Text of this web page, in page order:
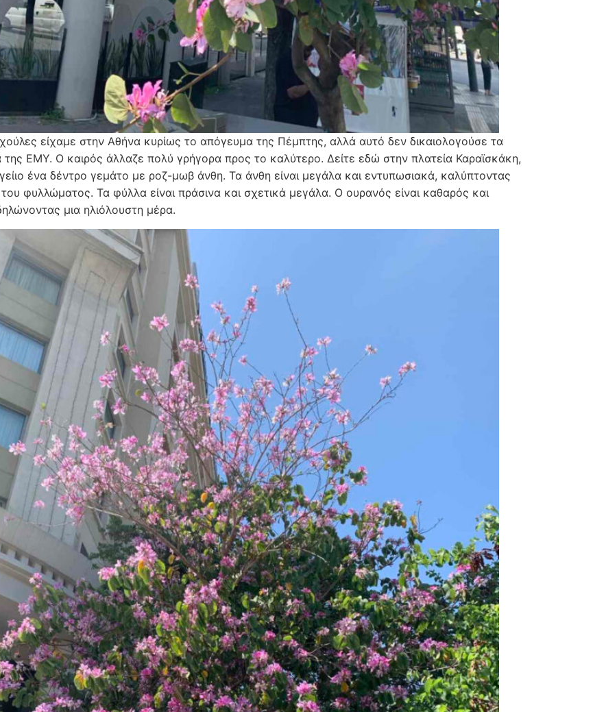
είχαμε στην Αθήνα κυρίως το απόγευμα της Πέμπτης, αλλά αυτό δεν δικαιολογούσε τα
της ΕΜΥ. Ο καιρός άλλαζε πολύ γρήγορα προς το καλύτερο. Δείτε εδώ στην πλατεία Καραϊσκάκη,
ένα δέντρο γεμάτο με ροζ-μωβ άνθη. Τα άνθη είναι μεγάλα και εντυπωσιακά, καλύπτοντας
φυλλώματος. Τα φύλλα είναι πράσινα και σχετικά μεγάλα. Ο ουρανός είναι καθαρός και
μια ηλιόλουστη μέρα.